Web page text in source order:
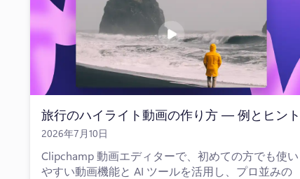
旅行のハイライト動画の作り方 — 例とヒント
2026年7月10日
Clipchamp 動画エディターで、初めての方でも使い
やすい動画機能と AI ツールを活用し、プロ並みの